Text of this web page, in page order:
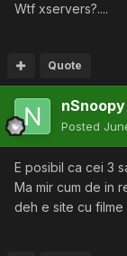
Wtf xservers?....
Quote
nSnoopy
Posted
E posibil ca cei 3
Ma mir cum de in
deh e site cu filme